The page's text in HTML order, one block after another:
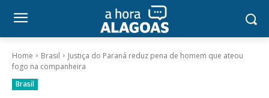
Home Brasil
Justiça do Paraná reduz pena de homem que ateou
fogo na companheira
Brasil